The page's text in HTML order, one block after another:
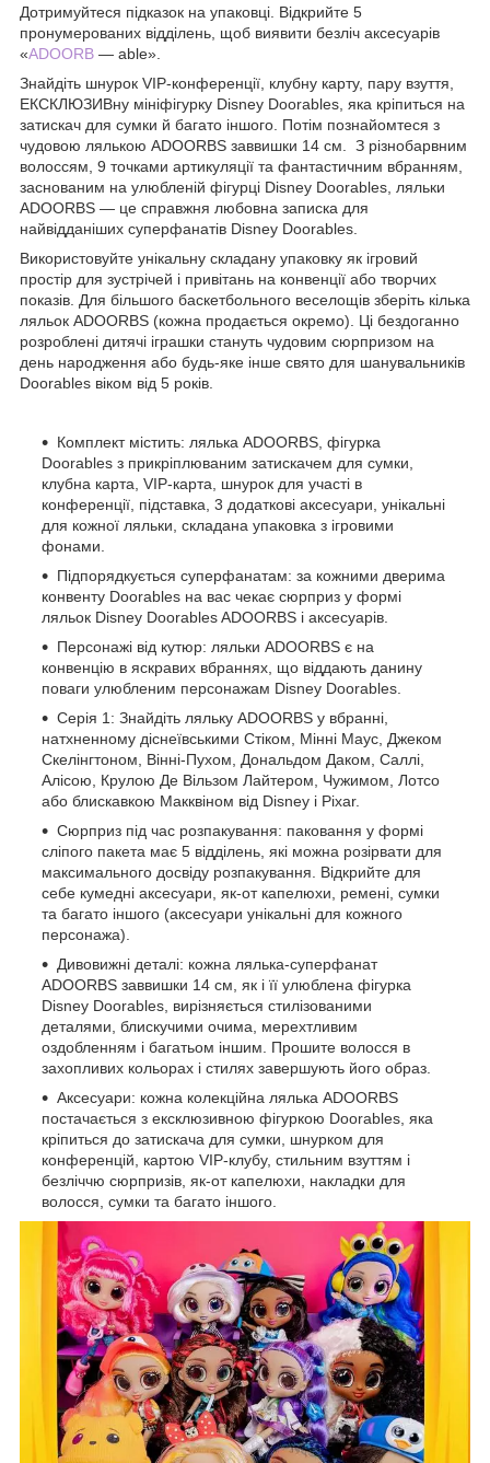
Дотримуйтеся підказок на упаковці. Відкрийте 5
пронумерованих відділень, щоб виявити безліч аксесуарів
«ADOORB — able».
Знайдіть шнурок VIP-конференції, клубну карту, пару взуття,
ЕКСКЛЮЗИВну мініфігурку Disney Doorables, яка кріпиться на
затискач для сумки й багато іншого. Потім познайомтеся з
чудовою лялькою ADOORBS заввишки 14 см. З різнобарвним
волоссям, 9 точками артикуляції та фантастичним вбранням,
заснованим на улюбленій фігурці Disney Doorables, ляльки
ADOORBS — це справжня любовна записка для
найвідданіших суперфанатів Disney Doorables.
Використовуйте унікальну складану упаковку як ігровий
простір для зустрічей і привітань на конвенції або творчих
показів. Для більшого баскетбольного веселощів зберіть кілька
ляльок ADOORBS (кожна продається окремо). Ці бездоганно
розроблені дитячі іграшки стануть чудовим сюрпризом на
день народження або будь-яке інше свято для шанувальників
Doorables віком від 5 років.
Комплект містить: лялька ADOORBS, фігурка
Doorables з прикріплюваним затискачем для сумки,
клубна карта, VIP-карта, шнурок для участі в
конференції, підставка, 3 додаткові аксесуари, унікальні
для кожної ляльки, складана упаковка з ігровими
фонами.
Підпорядкується суперфанатам: за кожними дверима
конвенту Doorables на вас чекає сюрприз у формі
ляльок Disney Doorables ADOORBS і аксесуарів.
Персонажі від кутюр: ляльки ADOORBS є на
конвенцію в яскравих вбраннях, що віддають данину
поваги улюбленим персонажам Disney Doorables.
Серія 1: Знайдіть ляльку ADOORBS у вбранні,
натхненному діснеївськими Стіком, Мінні Маус, Джеком
Скелінгтоном, Вінні-Пухом, Дональдом Даком, Саллі,
Алісою, Крулою Де Вільзом Лайтером, Чужимом, Лотсо
або блискавкою Макквіном від Disney і Pixar.
Сюрприз під час розпакування: паковання у формі
сліпого пакета має 5 відділень, які можна розірвати для
максимального досвіду розпакування. Відкрийте для
себе кумедні аксесуари, як-от капелюхи, ремені, сумки
та багато іншого (аксесуари унікальні для кожного
персонажа).
Дивовижні деталі: кожна лялька-суперфанат
ADOORBS заввишки 14 см, як і її улюблена фігурка
Disney Doorables, вирізняється стилізованими
деталями, блискучими очима, мерехтливим
оздобленням і багатьом іншим. Прошите волосся в
захопливих кольорах і стилях завершують його образ.
Аксесуари: кожна колекційна лялька ADOORBS
постачається з ексклюзивною фігуркою Doorables, яка
кріпиться до затискача для сумки, шнурком для
конференцій, картою VIP-клубу, стильним взуттям і
безліччю сюрпризів, як-от капелюхи, накладки для
волосся, сумки та багато іншого.